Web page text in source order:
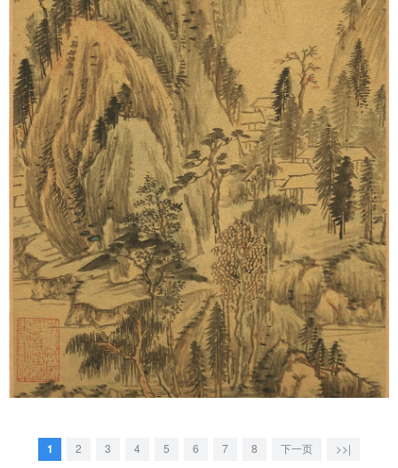
多语种频道
English Español Français عربى
Русский язык 日本語 한국어
Deutsch Português
1 2 3 4 5 6 7 8 下一页 >>|